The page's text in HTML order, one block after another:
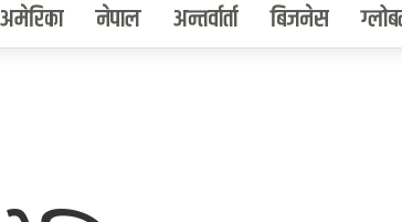
अमेरिका नेपाल अन्तर्वार्ता बिजनेस